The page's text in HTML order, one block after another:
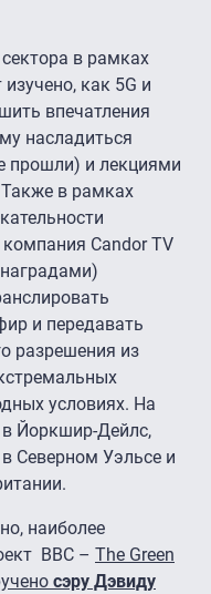
в рамках
как 5G и
впечатления
насладиться
прошли) и лекциями
в рамках
Candor TV
и передавать
разрешения из
условиях. На
Йоркшир-Дейлс,
Северном Уэльсе и
наиболее
BBC – The Green
сэру Дэвиду